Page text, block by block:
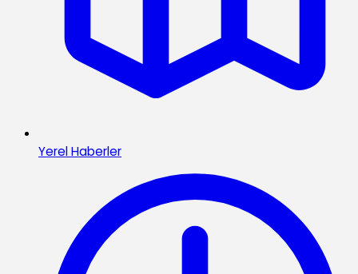
Yerel Haberler